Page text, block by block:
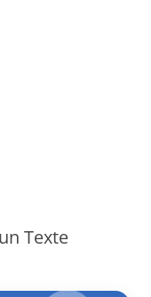
Texte